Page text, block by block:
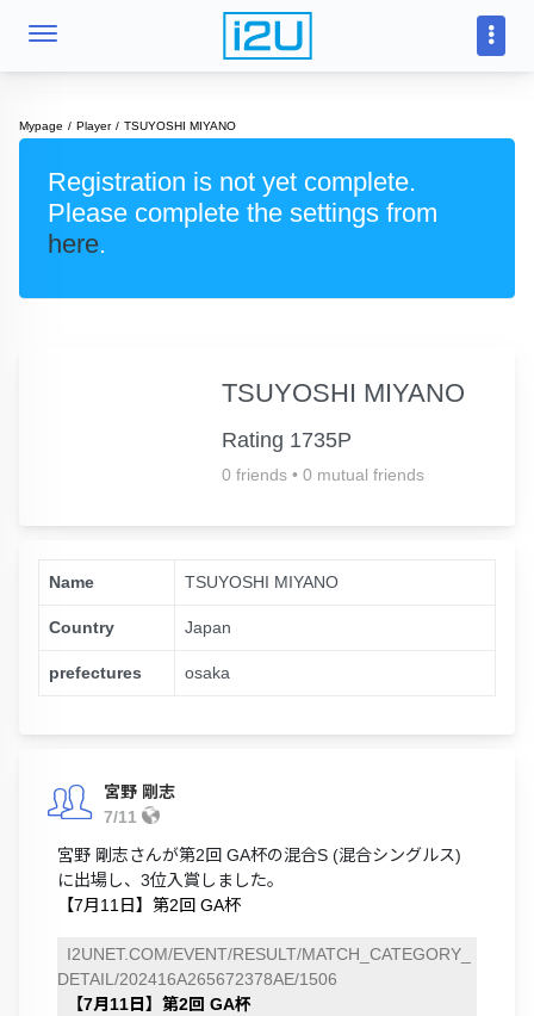
Mypage Player TSUYOSHI MIYANO
Registration is not yet complete.
Please complete the settings from
here.
TSUYOSHI MIYANO
Rating 1735P
0 friends • 0 mutual friends
Name TSUYOSHI MIYANO
Country Japan
prefectures osaka
宮野 剛志
7/11
宮野 剛志さんが第2回 GA杯の混合S (混合シングルス)
に出場し、3位入賞しました。
【7月11日】第2回 GA杯
I2UNET.COM/EVENT/RESULT/MATCH_CATEGORY_
DETAIL/202416A265672378AE/1506
【7月11日】第2回 GA杯